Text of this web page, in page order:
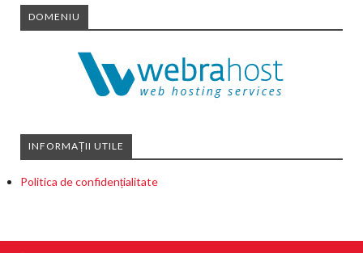
DOMENIU
INFORMAȚII UTILE
Politica de confidențialitate